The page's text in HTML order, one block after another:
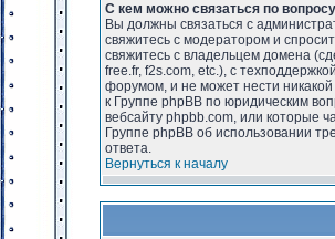
С кем можно связаться по
Вы должны связаться с
свяжитесь с модератором и
свяжитесь с владельцем домена
free.fr, f2s.com, etc.), с
форумом, и не может нести
к Группе phpBB по юридическим
вебсайту phpbb.com, или которые
Группе phpBB об использовании
ответа.
Вернуться к началу